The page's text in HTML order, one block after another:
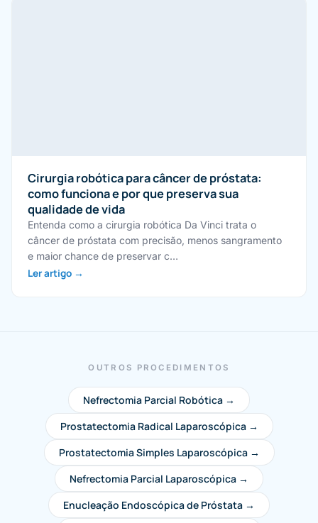
Cirurgia robótica para câncer de próstata:
como funciona e por que preserva sua
qualidade de vida
Entenda como a cirurgia robótica Da Vinci trata o
câncer de próstata com precisão, menos sangramento
e maior chance de preservar c…
Ler artigo →
OUTROS PROCEDIMENTOS
Nefrectomia Parcial Robótica →
Prostatectomia Radical Laparoscópica →
Prostatectomia Simples Laparoscópica →
Nefrectomia Parcial Laparoscópica →
Enucleação Endoscópica de Próstata →